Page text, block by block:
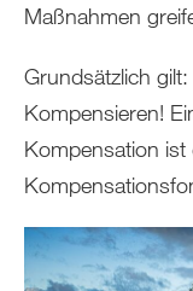
Maßnahmen
Grundsätzlich
Kompensieren!
Kompensation ist